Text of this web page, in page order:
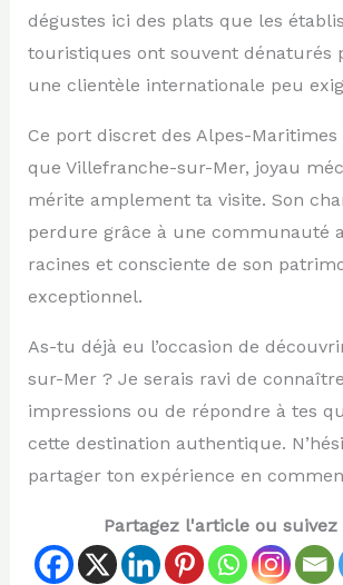
dégustes ici des plats que les
touristiques ont souvent dénaturés
une clientèle internationale peu
Ce port discret des Alpes-Maritimes
que Villefranche-sur-Mer, joyau
mérite amplement ta visite. Son
perdure grâce à une communauté
racines et consciente de son
exceptionnel.
As-tu déjà eu l’occasion de
sur-Mer ? Je serais ravi de
impressions ou de répondre à tes
cette destination authentique.
partager ton expérience en
Partagez l'article ou suivez